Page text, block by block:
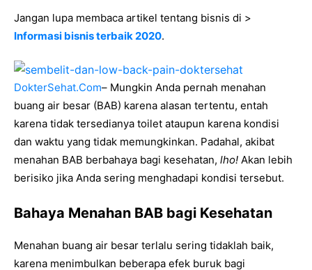
Jangan lupa membaca artikel tentang bisnis di >
Informasi bisnis terbaik 2020.
DokterSehat.Com– Mungkin Anda pernah menahan
buang air besar (BAB) karena alasan tertentu, entah
karena tidak tersedianya toilet ataupun karena kondisi
dan waktu yang tidak memungkinkan. Padahal, akibat
menahan BAB berbahaya bagi kesehatan, lho! Akan lebih
berisiko jika Anda sering menghadapi kondisi tersebut.
Bahaya Menahan BAB bagi Kesehatan
Menahan buang air besar terlalu sering tidaklah baik,
karena menimbulkan beberapa efek buruk bagi